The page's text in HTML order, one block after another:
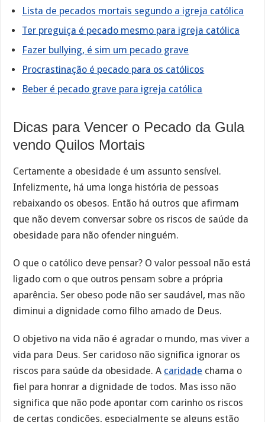
Lista de pecados mortais segundo a igreja católica
Ter preguiça é pecado mesmo para igreja católica
Fazer bullying, é sim um pecado grave
Procrastinação é pecado para os católicos
Beber é pecado grave para igreja católica
Dicas para Vencer o Pecado da Gula
vendo Quilos Mortais
Certamente a obesidade é um assunto sensível.
Infelizmente, há uma longa história de pessoas
rebaixando os obesos. Então há outros que afirmam
que não devem conversar sobre os riscos de saúde da
obesidade para não ofender ninguém.
O que o católico deve pensar? O valor pessoal não está
ligado com o que outros pensam sobre a própria
aparência. Ser obeso pode não ser saudável, mas não
diminui a dignidade como filho amado de Deus.
O objetivo na vida não é agradar o mundo, mas viver a
vida para Deus. Ser caridoso não significa ignorar os
riscos para saúde da obesidade. A caridade chama o
fiel para honrar a dignidade de todos. Mas isso não
significa que não pode apontar com carinho os riscos
de certas condições, especialmente se alguns estão